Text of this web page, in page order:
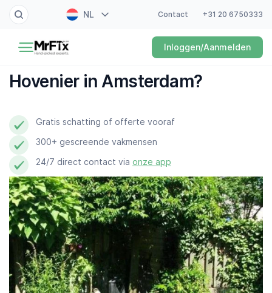
NL
ES
Contact +31 20 6750333
Inloggen/Aanmelden
Schilder
Elektricien
Loodgieter
Slotenmaker
Witgoedmonteur
Hovenier
Schoonmaker
Computer expert
Hovenier in Amsterdam?
Gratis schatting of offerte vooraf
300+ gescreende vakmensen
24/7 direct contact via onze app